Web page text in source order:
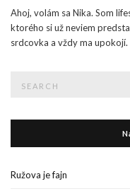
Ahoj, volám sa Nika. Som
ktorého si už neviem
srdcovka a vždy ma
Ružova je fajn